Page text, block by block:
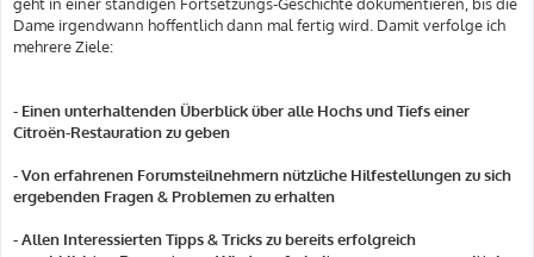
Dame irgendwann hoffentlich dann mal fertig wird. Damit verfolge ich
mehrere Ziele:
- Einen unterhaltenden Überblick über alle Hochs und Tiefs einer
Citroën-Restauration zu geben
- Von erfahrenen Forumsteilnehmern nützliche Hilfestellungen zu sich
ergebenden Fragen & Problemen zu erhalten
- Allen Interessierten Tipps & Tricks zu bereits erfolgreich